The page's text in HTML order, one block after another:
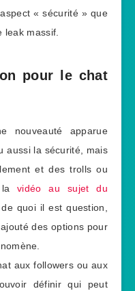
« sécurité » que
leak massif.
pour le chat
nouveauté apparue
aussi la sécurité, mais
et des trolls ou
lavidéo au sujet du
quoi il est question,
des options pour
aux followers ou aux
définir qui peut